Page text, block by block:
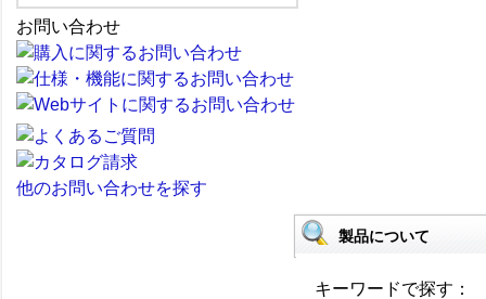
お問い合わせ
他のお問い合わせを探す
製品について
キーワードで探す：